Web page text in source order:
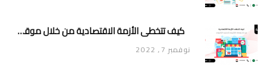
كيف تتخطى الأزمة الاقتصادية من خلال موقعك الإلكتروني أو متجرك الإلكتروني
نوفمبر 7, 2022